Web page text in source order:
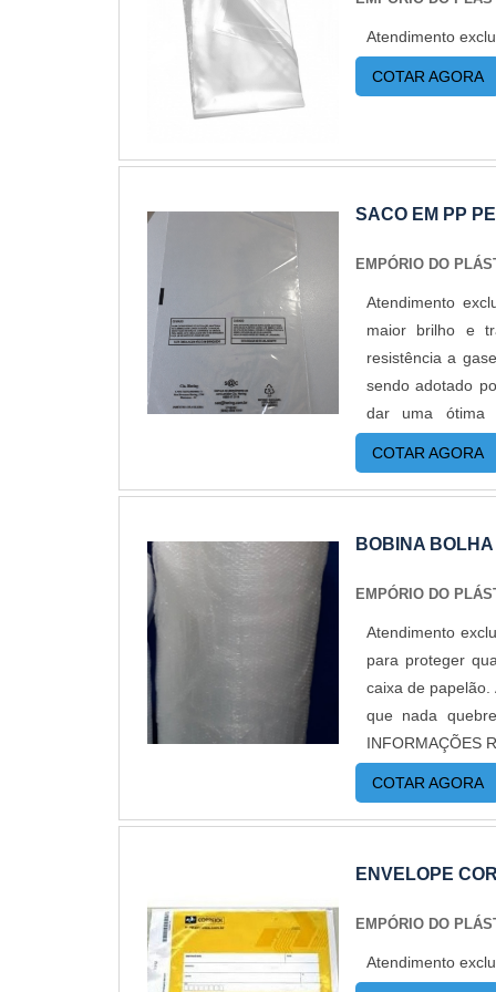
contato com
também nos
Plástico passou
pequenas
Atendimento
COTAR AGORA
SACO EM PP
EMPÓRIO DO
Atendimento
maior brilho e
resistência a
sendo adotado
dar uma ótima
produtos
para embalar
escala de
adesiva; Com
em polipropileno
padrão qualidade
produção com
mais
COTAR AGORA
BOBINA
EMPÓRIO DO
Atendimento
para proteger
caixa de
que nada
INFORMAÇÕES
alternativa
transportadoras,
polietileno de
COTAR AGORA
ENVELOPE
EMPÓRIO DO
Atendimento